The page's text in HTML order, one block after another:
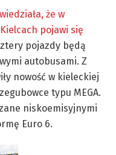
że w
pojawi się
pojazdy będą
autobusami. Z
nowość w kieleckiej
typu MEGA.
niskoemisyjnymi
Euro 6.